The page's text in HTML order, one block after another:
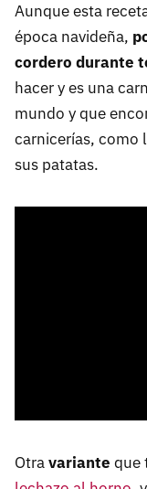
Aunque esta
época navideña,
cordero durante
hacer y es una
mundo y que
carnicerías, como
sus patatas.
Otravariante que